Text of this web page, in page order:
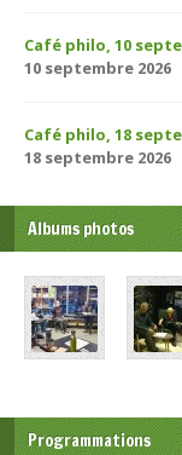
Café philo, 10
10 septembre 2026
Café philo, 18
18 septembre 2026
Albums photos
Programmations